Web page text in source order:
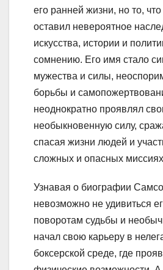
его ранней жизни, но то, что
оставил невероятное
искусства, истории и
сомнению. Его имя стало
мужества и силы,
борьбы и
неоднократно проявлял
необыкновенную силу,
спасая жизни людей и
сложных и опасных
Узнавая о биографии
невозможно не удивиться
поворотам судьбы и
начал свою карьеру в
боксерской среде, где